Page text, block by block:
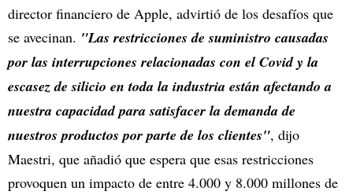
director financiero de Apple, advirtió de los desafíos que
se avecinan. "Las restricciones de suministro causadas
por las interrupciones relacionadas con el Covid y la
escasez de silicio en toda la industria están afectando a
nuestra capacidad para satisfacer la demanda de
nuestros productos por parte de los clientes", dijo
Maestri, que añadió que espera que esas restricciones
provoquen un impacto de entre 4.000 y 8.000 millones de